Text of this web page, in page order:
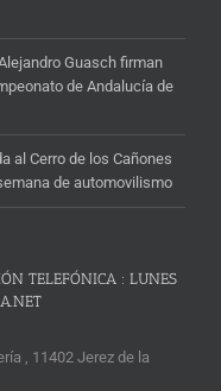
Guasch firman
de Andalucía de
al Cerro de los Cañones
de automovilismo
TELEFÓNICA : LUNES
, 11402 Jerez de la